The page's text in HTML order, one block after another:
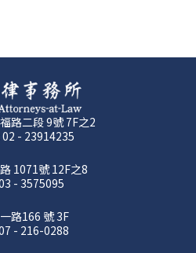
路二段 9號 7F之2
02 - 23914235
1071號 12F之8
- 3575095
路166 號 3F
- 216-0288